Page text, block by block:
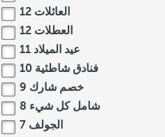
العائلات 12
العطلات 12
عيد الميلاد 11
فنادق شاطئية 10
خصم شارك 9
شامل كل شيء 8
الجولف 7